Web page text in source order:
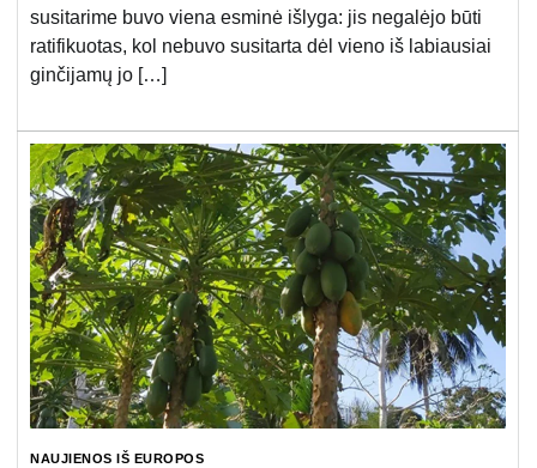
susitarime buvo viena esminė išlyga: jis negalėjo būti
ratifikuotas, kol nebuvo susitarta dėl vieno iš labiausiai
ginčijamų jo […]
NAUJIENOS IŠ EUROPOS